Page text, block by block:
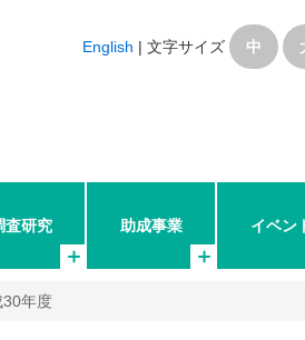
English | 文字サイズ 中
査研究 助成事業 イベン
30年度